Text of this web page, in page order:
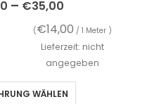
– €35,00
(€14,00 / 1 Meter )
Lieferzeit: nicht
angegeben
WÄHLEN